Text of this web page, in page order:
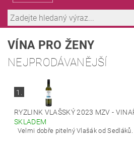
VÍNA PRO ŽENY
NEJPRODÁVANĚJŠÍ
1.
RYZLINK VLAŠSKÝ 2023 MZV -
SKLADEM
Velmi dobře pitelný Vlašák od